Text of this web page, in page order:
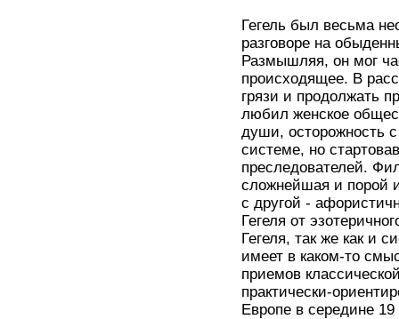
Гегель был весьма
разговоре на
Размышляя, он мог
происходящее. В
грязи и продолжать
любил женское
души, осторожность
системе, но
преследователей.
сложнейшая и порой
с другой -
Гегеля от
Гегеля, так же как и
имеет в каком-то
приемов
практически-
Европе в середине